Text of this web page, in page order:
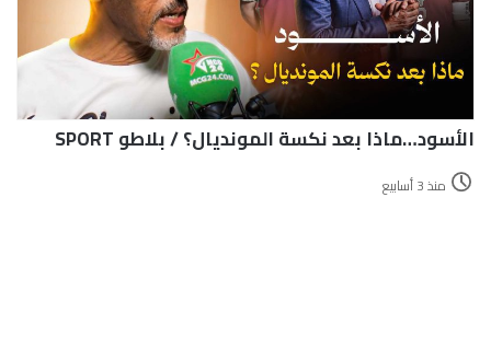
الأسود…ماذا بعد نكسة المونديال؟ / بلاطو SPORT
منذ 3 أسابيع